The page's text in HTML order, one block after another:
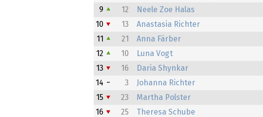
9
12 Neele Zoe Halas
10
13 Anastasia Richter
11
21 Anna Färber
12
10 Luna Vogt
13
16 Daria Shynkar
14
3 Johanna Richter
15
23 Martha Polster
16
25 Theresa Schube